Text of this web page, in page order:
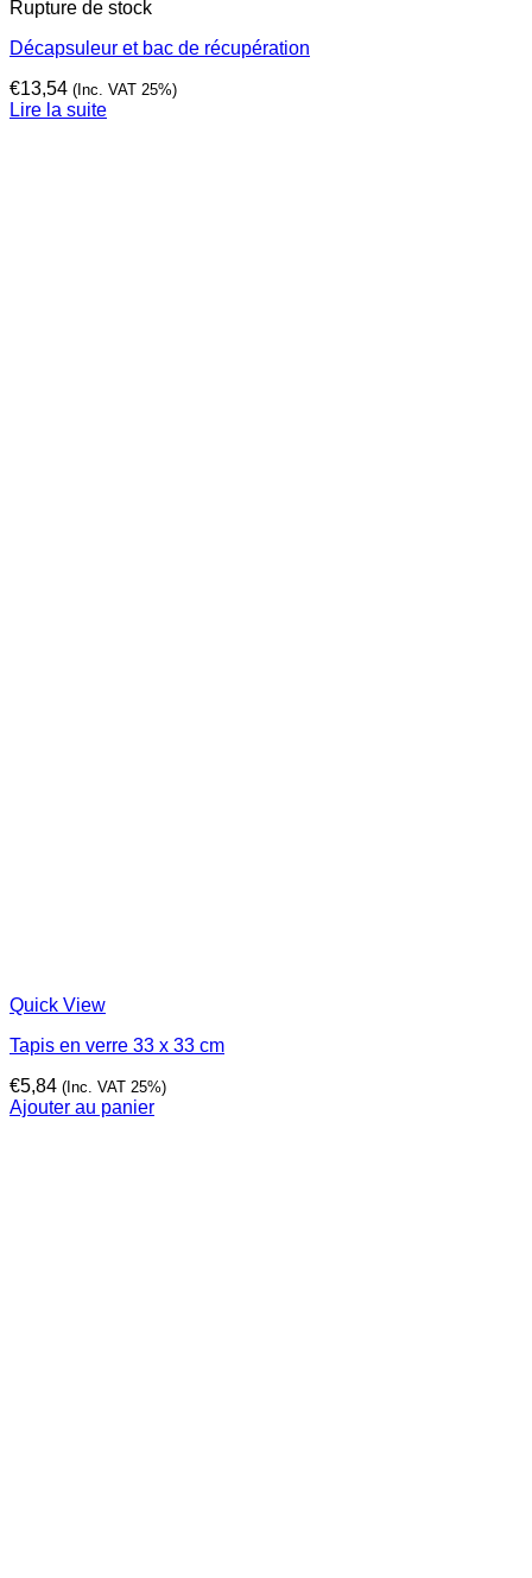
Rupture de stock
Décapsuleur et bac de récupération
€13,54 (Inc. VAT 25%)
Lire la suite
Quick View
Tapis en verre 33 x 33 cm
€5,84 (Inc. VAT 25%)
Ajouter au panier